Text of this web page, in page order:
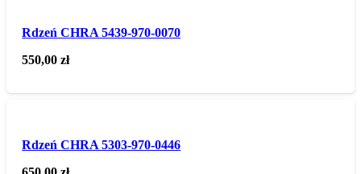
Rdzeń CHRA 5439-970-0070
550,00zł
Rdzeń CHRA 5303-970-0446